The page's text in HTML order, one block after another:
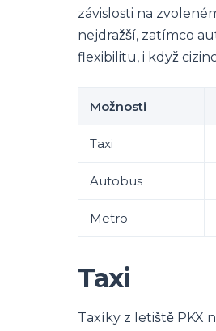
závislosti na
nejdražší, zatímco
flexibilitu, i když
Možnosti
Taxi
Autobus
Metro
Taxi
Taxíky z letiště PKX